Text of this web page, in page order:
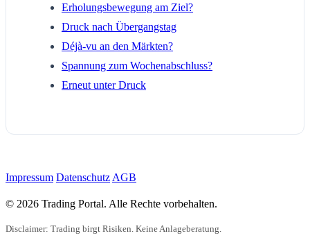
Erholungsbewegung am Ziel?
Druck nach Übergangstag
Déjà-vu an den Märkten?
Spannung zum Wochenabschluss?
Erneut unter Druck
Impressum Datenschutz AGB
© 2026 Trading Portal. Alle Rechte vorbehalten.
Disclaimer: Trading birgt Risiken. Keine Anlageberatung.